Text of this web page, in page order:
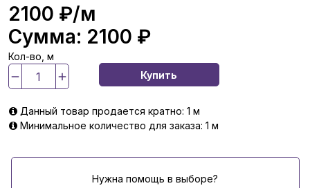
2100 ₽/м
Сумма: 2100 ₽
Кол-во, м
Купить
Данный товар продается кратно: 1 м
Минимальное количество для заказа: 1 м
Нужна помощь в выборе?